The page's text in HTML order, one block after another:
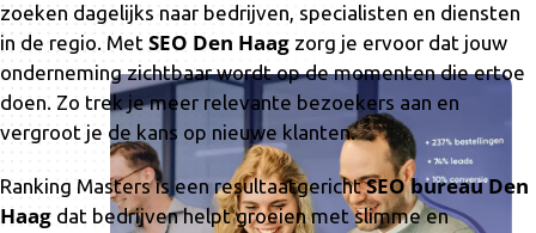
zoeken dagelijks naar bedrijven, specialisten en diensten
in de regio. Met SEO Den Haag zorg je ervoor dat jouw
onderneming zichtbaar wordt op de momenten die ertoe
doen. Zo trek je meer relevante bezoekers aan en
vergroot je de kans op nieuwe klanten.
Ranking Masters is een resultaatgerichtSEO bureau Den
Haag dat bedrijven helpt groeien met slimme en